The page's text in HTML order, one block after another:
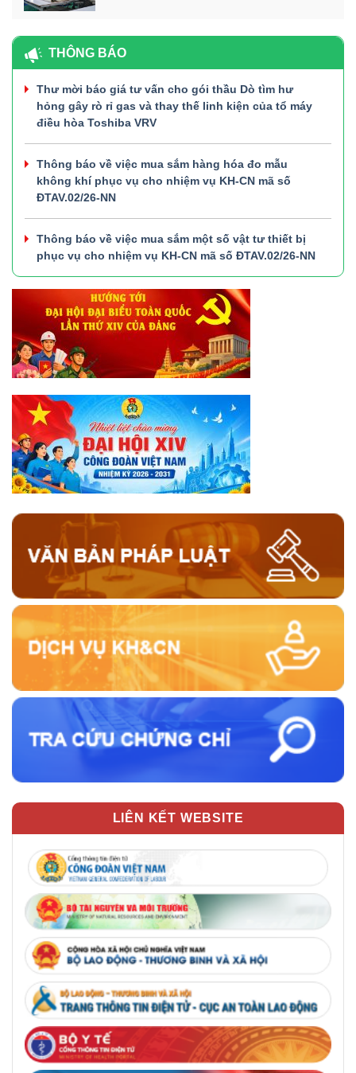
THÔNG BÁO
Thư mời báo giá tư vấn cho gói thầu Dò tìm hư
hỏng gây rò rỉ gas và thay thế linh kiện của tổ máy
điều hòa Toshiba VRV
Thông báo về việc mua sắm hàng hóa đo mẫu
không khí phục vụ cho nhiệm vụ KH-CN mã số
ĐTAV.02/26-NN
Thông báo về việc mua sắm một số vật tư thiết bị
phục vụ cho nhiệm vụ KH-CN mã số ĐTAV.02/26-NN
LIÊN KẾT WEBSITE